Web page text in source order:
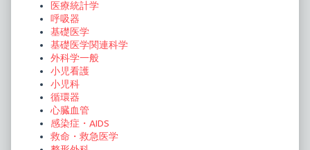
医療統計学
呼吸器
基礎医学
基礎医学関連科学
外科学一般
小児看護
小児科
循環器
心臓血管
感染症・AIDS
救命・救急医学